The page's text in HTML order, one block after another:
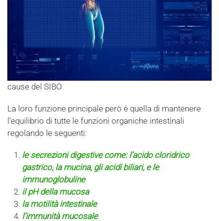
cause del SIBO
La loro funzione principale però è quella di mantenere
l’equilibrio di tutte le funzioni organiche intestinali
regolando le seguenti:
le secrezioni digestive come: l’acido cloridrico
gastrico, la mucina, gli acidi biliari, e le
immunoglobuline
il pH della mucosa
la motilità intestinale
l’immunità mucosale